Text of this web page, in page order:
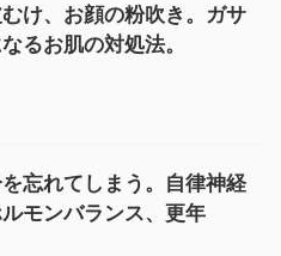
け、お顔の粉吹き。ガサ
るお肌の対処法。
忘れてしまう。自律神経
モンバランス、更年